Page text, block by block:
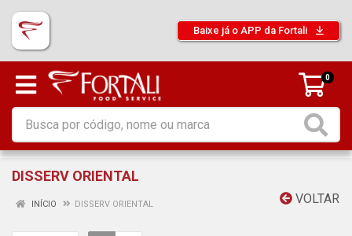
Baixe já o APP da Fortali
0
DISSERV ORIENTAL
VOLTAR
INÍCIO DISSERV ORIENTAL